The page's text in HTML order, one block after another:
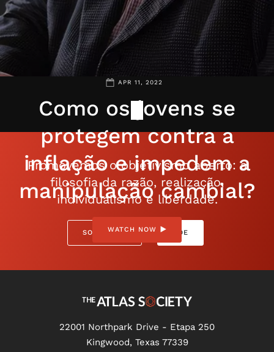
APR 11, 2022
Como os jovens se
protegem contra a
inflação e impedem a
manipulação cambial?
WATCH NOW
Promovemos o objetivismo aberto: a
filosofia da razão, realização,
individualismo e liberdade.
SOBRE NÓS DOE
22001 Northpark Drive - Etapa 250
Kingwood, Texas 77339